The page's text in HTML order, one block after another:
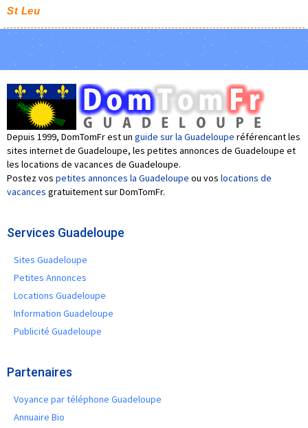
St Leu
Depuis 1999, DomTomFr est un guide sur la Guadeloupe référencant les
sites internet de Guadeloupe, les petites annonces de Guadeloupe et
les locations de vacances de Guadeloupe.
Postez vos petites annonces la Guadeloupe ou vos locations de
vacances gratuitement sur DomTomFr.
Services Guadeloupe
Sites Guadeloupe
Petites Annonces
Locations Guadeloupe
Information Guadeloupe
Publicité Guadeloupe
Partenaires
Voyance par téléphone Guadeloupe
Annuaire Bio